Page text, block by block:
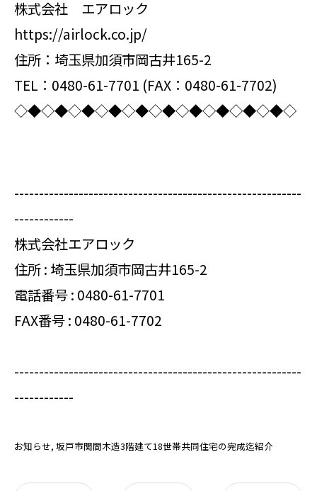
株式会社 エアロック
https://airlock.co.jp/
住所：埼玉県加須市岡古井165-2
TEL：0480-61-7701 (FAX：0480-61-7702)
◇◆◇◆◇◆◇◆◇◆◇◆◇◆◇◆◇◆◇◆◇
----------------------------------------------------------
------------
株式会社エアロック
住所 : 埼玉県加須市岡古井165-2
電話番号 : 0480-61-7701
FAX番号 : 0480-61-7702
----------------------------------------------------------
------------
お知らせ 坂戸市関間木造3階建て18世帯共同住宅の完成迄紹介